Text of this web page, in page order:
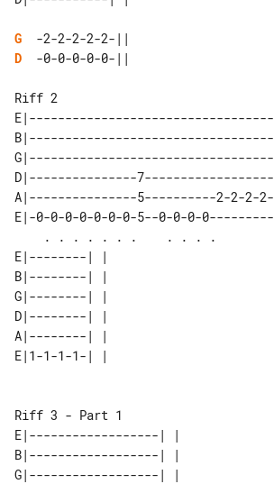
G
D
  -0-0-0-0-0-||
Riff 2
E|----------------------------------
B|----------------------------------
G|----------------------------------
D|---------------7------------------
A|---------------5----------2-2-2-2-
E|-0-0-0-0-0-0-0-5--0-0-0-0---------
E|--------| |
B|--------| |
G|--------| |
D|--------| |
A|--------| |
E|1-1-1-1-| |
Riff 3 - Part 1
E|------------------| |
B|------------------| |
G|------------------| |